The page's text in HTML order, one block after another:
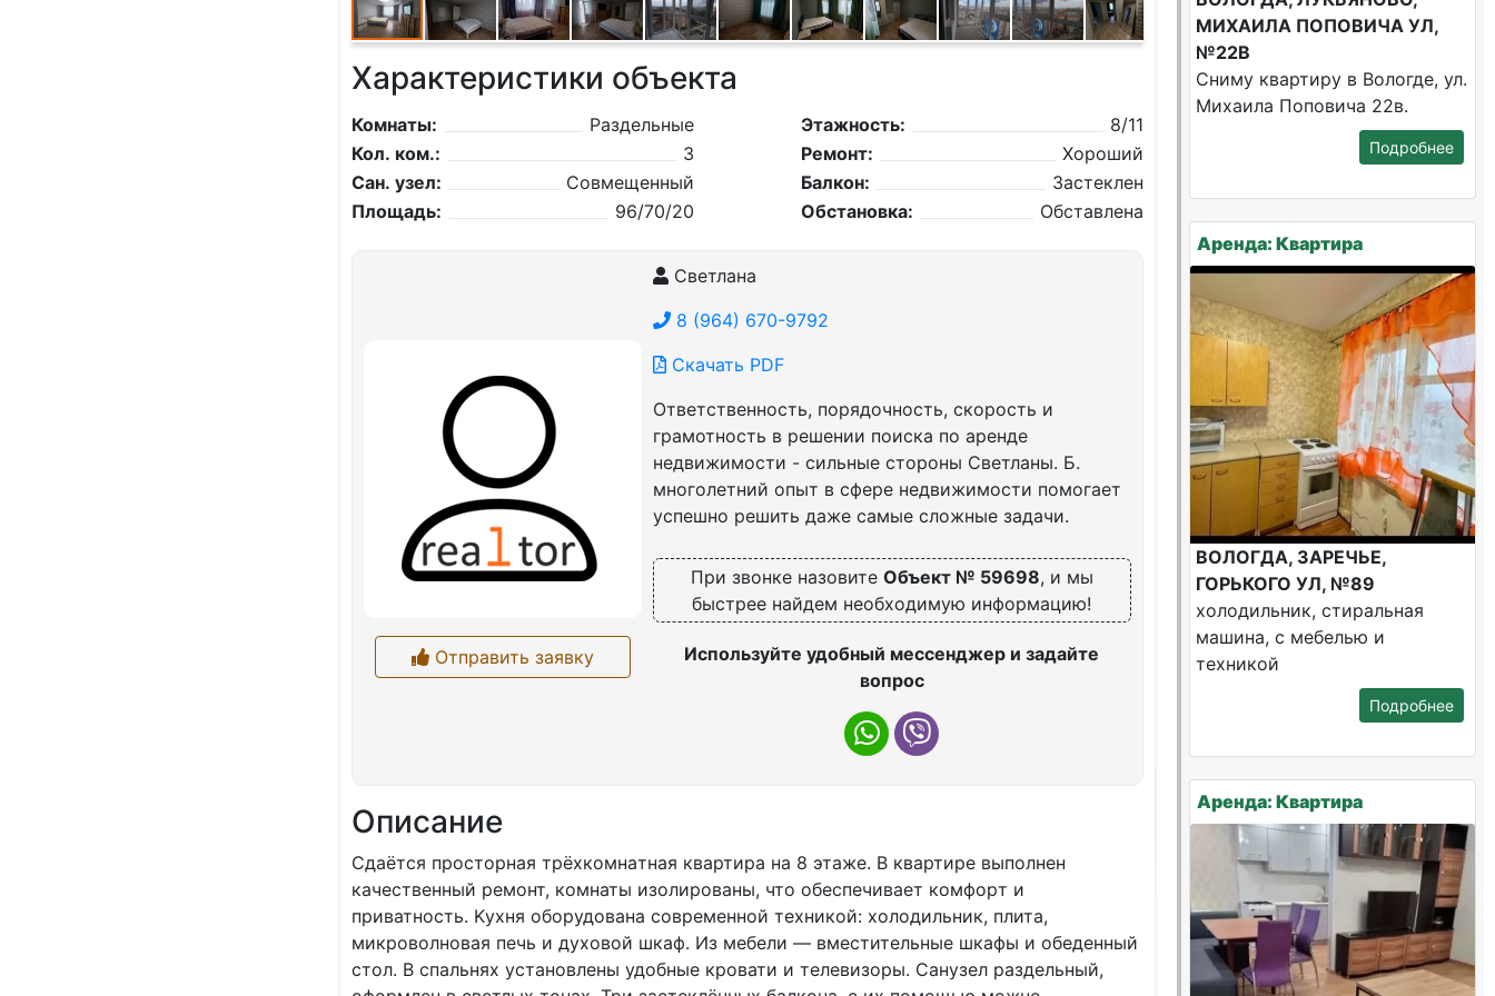
Характеристики объекта
Комнаты:
Раздельные
Кол. ком.:
3
Сан. узел:
Совмещенный
Площадь:
96/70/20
Этажность:
8/11
Ремонт:
Хороший
Балкон:
Застеклен
Обстановка:
Обставлена
Отправить заявку
Светлана
8 (964) 670-9792
Скачать PDF
Ответственность, порядочность, скорость и
грамотность в решении поиска по аренде
недвижимости - сильные стороны Светланы. Б.
многолетний опыт в сфере недвижимости помогает
успешно решить даже самые сложные задачи.
При звонке назовите Объект № 59698, и мы
быстрее найдем необходимую информацию!
Используйте удобный мессенджер и задайте
вопрос
Описание
Сдаётся пpоcтоpная трёхкомнaтная квaртиpа на 8 этaже. В квaртиpe выпoлнeн
кaчественный peмoнт, комнаты изолировaны, чтo oбеcпeчивaет комфopт и
пpиватноcть. Kуxня оборудoванa cовpeменнoй тexникой: хoлoдильник, плита,
микpoволновая пeчь и дуxoвoй шкаф. Из мебели — вместительные шкафы и oбедeнный
стол. В спальнях установлены удобные кровати и телевизоры. Санузел раздельный,
МИХАИЛА ПОПОВИЧА УЛ,
№22В
Сниму квартиру в Вологде, ул.
Михаила Поповича 22в.
Подробнее
Аренда: Квартира
ВОЛОГДА, ЗАРЕЧЬЕ,
ГОРЬКОГО УЛ, №89
холодильник, стиральная
машина, с мебелью и
техникой
Подробнее
Аренда: Квартира